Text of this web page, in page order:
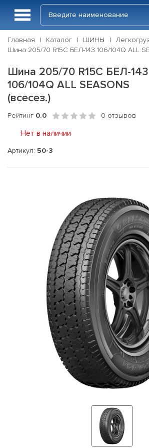
Главная Каталог ШИНЫ
Шина 205/70 R15C БЕЛ-143 106/104Q ALL
Шина 205/70 R15C БЕЛ-143
106/104Q ALL SEASONS
(всесез.)
Рейтинг 0.0 0 отзывов
Нет в наличии
Артикул: 50-3